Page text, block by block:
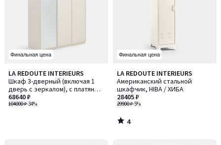
Финальная цена
LA REDOUTE INTERIEURS
Шкаф 3-дверный (включая 1
дверь с зеркалом), с платяным
отделением и полками для
белья, PARRO / ПАРР
104000 ₽-34%
68640 ₽
Финальная цена
LA REDOUTE INTERIEURS
Американский стальной
шкафчик, HIBA / ХИБА
29900 ₽-5%
28405 ₽
4
/
5
4
/